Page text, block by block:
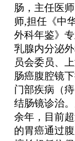
肠，主任医
师,担任《中
外科年鉴》
乳腺内分泌
员会委员、
肠癌腹腔镜
门部疾病（
结肠镜诊治
余年，目前
的胃癌通过